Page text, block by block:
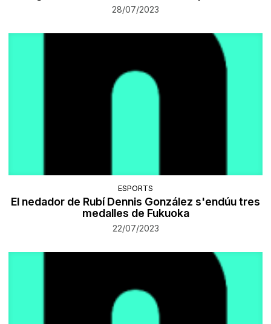
28/07/2023
ESPORTS
El nedador de Rubí Dennis González s'endúu tres
medalles de Fukuoka
22/07/2023